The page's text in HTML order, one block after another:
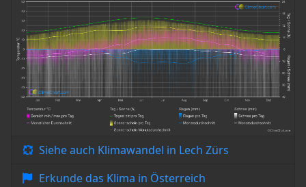
Siehe auch Klimawandel in Lech Zürs
Erkunde das Klima in Österreich